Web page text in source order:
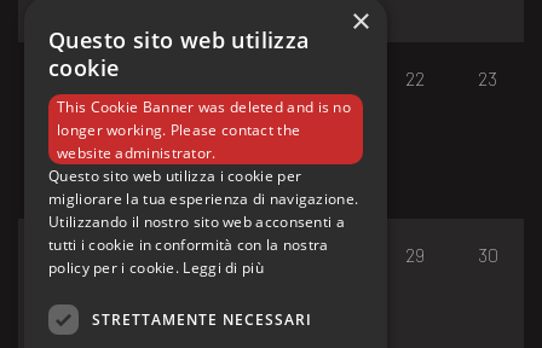
17 18 22 23
24 25 26 27 29 30
×
Questo sito web utilizza
cookie
This Cookie Banner was deleted and is no
longer working. Please contact the
website administrator.
Questo sito web utilizza i cookie per
migliorare la tua esperienza di navigazione.
Utilizzando il nostro sito web acconsenti a
tutti i cookie in conformità con la nostra
policy per i cookie. Leggi di più
STRETTAMENTE NECESSARI